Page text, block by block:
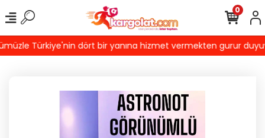
Türkiye'nin dört bir yanına hizmet vermekten gurur
0